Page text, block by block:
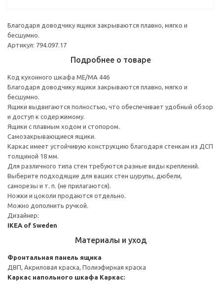
Благодаря доводчику ящики закрываются плавно, мягко и
бесшумно.
Артикул: 794.097.17
Подробнее о товаре
Код кухонного шкафа ME/MA 446
Благодаря доводчику ящики закрываются плавно, мягко и
бесшумно.
Ящики выдвигаются полностью, что обеспечивает удобный обзор
и доступ к содержимому.
Ящики с плавным ходом и стопором.
Самозакрывающиеся ящики.
Каркас имеет устойчивую конструкцию благодаря стенкам из ДСП
толщиной 18 мм.
Для различного типа стен требуются разные виды креплений.
Выберите подходящие для ваших стен шурупы, дюбели,
саморезы и т. п. (не прилагаются).
Ножки и цоколи продаются отдельно.
Можно дополнить ручкой.
Дизайнер:
IKEA of Sweden
Материалы и уход
Фронтальная панель ящика
ДВП, Акриловая краска, Полиэфирная краска
Каркас напольного шкафа Каркас: